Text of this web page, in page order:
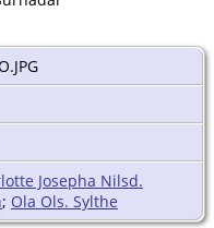
Josepha Nilsd.
; Ola Ols. Sylthe